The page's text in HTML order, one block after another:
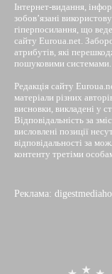
Інтернет-видання,
зобов’язані
гіперпосилання, що
сайту Euroua.net.
атрибутів, які
пошуковими системами.
Редакція сайту
матеріали різних
висновки, викладені у
Відповідальність за
висловлені позиції
відповідальності за
контенту третіми
Реклама: